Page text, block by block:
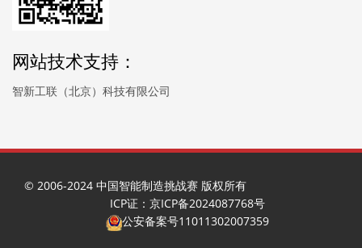
网站技术支持：
智新工联（北京）科技有限公司
© 2006-2024 中国智能制造挑战赛 版权所有
ICP证：京ICP备2024087768号
公安备案号11011302007359